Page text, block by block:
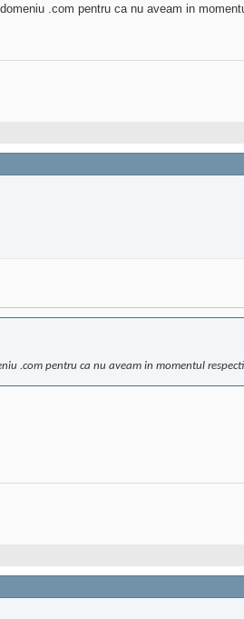
.com pentru ca nu aveam in
.com pentru ca nu aveam in momentul